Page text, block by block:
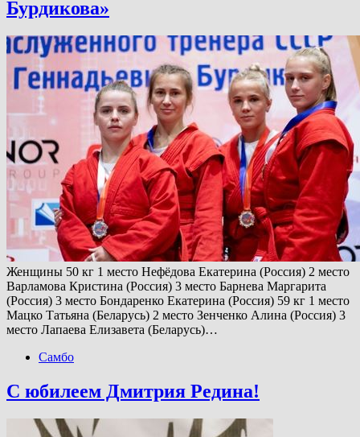
Бурдикова»
Женщины 50 кг 1 место Нефёдова Екатерина (Россия) 2 место
Варламова Кристина (Россия) 3 место Барнева Маргарита
(Россия) 3 место Бондаренко Екатерина (Россия) 59 кг 1 место
Мацко Татьяна (Беларусь) 2 место Зенченко Алина (Россия) 3
место Лапаева Елизавета (Беларусь)…
Самбо
С юбилеем Дмитрия Редина!